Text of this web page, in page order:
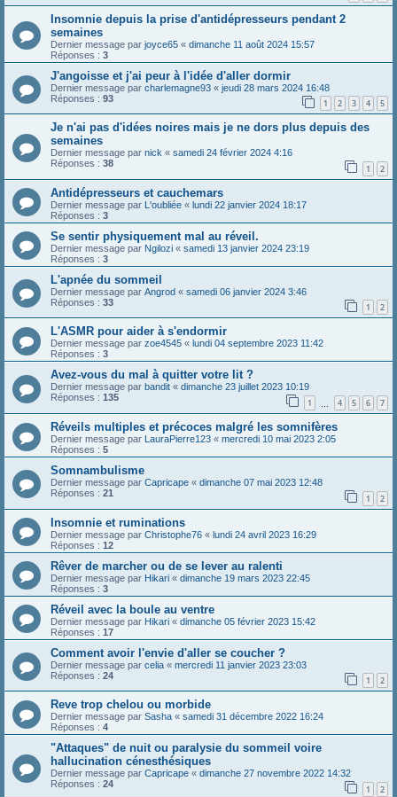
Insomnie depuis la prise d'antidépresseurs pendant 2
semaines
Dernier message par joyce65 « dimanche 11 août 2024 15:57
Réponses : 3
J'angoisse et j'ai peur à l'idée d'aller dormir
Dernier message par charlemagne93 « jeudi 28 mars 2024 16:48
Réponses : 93 1 2 3 4 5
Je n'ai pas d'idées noires mais je ne dors plus depuis des
semaines
Dernier message par nick « samedi 24 février 2024 4:16
Réponses : 38 1 2
Antidépresseurs et cauchemars
Dernier message par L'oubliée « lundi 22 janvier 2024 18:17
Réponses : 3
Se sentir physiquement mal au réveil.
Dernier message par Ngilozi « samedi 13 janvier 2024 23:19
Réponses : 3
L'apnée du sommeil
Dernier message par Angrod « samedi 06 janvier 2024 3:46
Réponses : 33 1 2
L'ASMR pour aider à s'endormir
Dernier message par zoe4545 « lundi 04 septembre 2023 11:42
Réponses : 3
Avez-vous du mal à quitter votre lit ?
Dernier message par bandit « dimanche 23 juillet 2023 10:19
Réponses : 135 1 4 5 6 7
Réveils multiples et précoces malgré les somnifères
Dernier message par LauraPierre123 « mercredi 10 mai 2023 2:05
Réponses : 5
Somnambulisme
Dernier message par Capricape « dimanche 07 mai 2023 12:48
Réponses : 21 1 2
Insomnie et ruminations
Dernier message par Christophe76 « lundi 24 avril 2023 16:29
Réponses : 12
Rêver de marcher ou de se lever au ralenti
Dernier message par Hikari « dimanche 19 mars 2023 22:45
Réponses : 3
Réveil avec la boule au ventre
Dernier message par Hikari « dimanche 05 février 2023 15:42
Réponses : 17
Comment avoir l'envie d'aller se coucher ?
Dernier message par celia « mercredi 11 janvier 2023 23:03
Réponses : 24 1 2
Reve trop chelou ou morbide
Dernier message par Sasha « samedi 31 décembre 2022 16:24
Réponses : 4
"Attaques" de nuit ou paralysie du sommeil voire
hallucination cénesthésiques
Dernier message par Capricape « dimanche 27 novembre 2022 14:32
Réponses : 24 1 2